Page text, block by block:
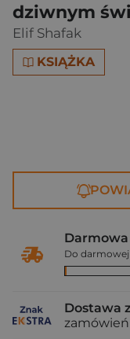
dziwnym
Elif Shafak
KSIĄŻKA
Darmowa
Do darmowej
Dostawa
zamówień